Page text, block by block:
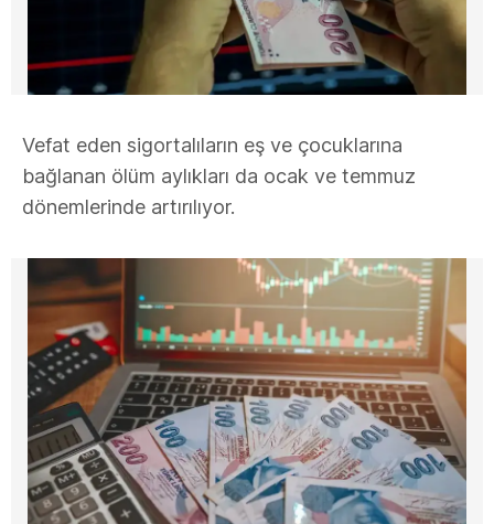
Vefat eden sigortalıların eş ve çocuklarına
bağlanan ölüm aylıkları da ocak ve temmuz
dönemlerinde artırılıyor.